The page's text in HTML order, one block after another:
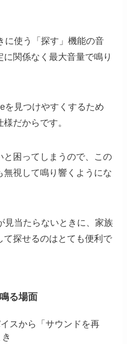
に使う「探す」機能の音
関係なく最大音量で鳴り
を見つけやすくするため
だからです。
と困ってしまうので、この
無視して鳴り響くようにな
見当たらないときに、家族
て探せるのはとても便利で
る場面
スから「サウンドを再